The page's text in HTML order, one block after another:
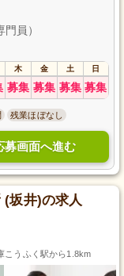
員）
木 金 土 日
募集 募集 募集 募集
残業ほぼなし
募画面へ進む
(坂井)の求人
こうふく駅から1.8km